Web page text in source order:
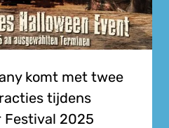
komt met twee
tijdens
Festival 2025